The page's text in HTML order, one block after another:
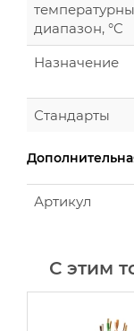
диапазон, °C
Назначение
Стандарты
Артикул
С этим